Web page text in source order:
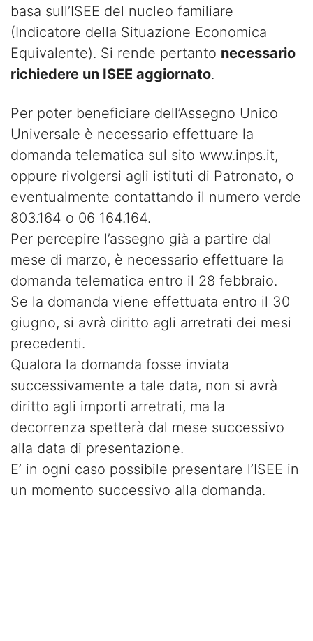
basa sull’ISEE del nucleo familiare
(Indicatore della Situazione Economica
Equivalente). Si rende pertanto necessario
richiedere un ISEE aggiornato.
Per poter beneficiare dell’Assegno Unico
Universale è necessario effettuare la
domanda telematica sul sito www.inps.it,
oppure rivolgersi agli istituti di Patronato, o
eventualmente contattando il numero verde
803.164 o 06 164.164.
Per percepire l’assegno già a partire dal
mese di marzo, è necessario effettuare la
domanda telematica entro il 28 febbraio.
Se la domanda viene effettuata entro il 30
giugno, si avrà diritto agli arretrati dei mesi
precedenti.
Qualora la domanda fosse inviata
successivamente a tale data, non si avrà
diritto agli importi arretrati, ma la
decorrenza spetterà dal mese successivo
alla data di presentazione.
E’ in ogni caso possibile presentare l’ISEE in
un momento successivo alla domanda.